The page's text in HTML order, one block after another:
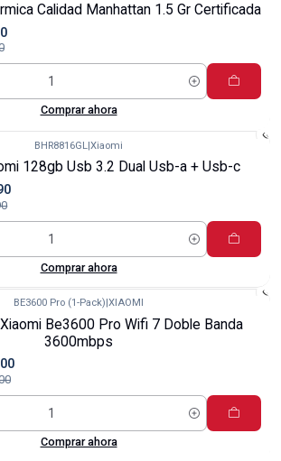
Calidad Manhattan 1.5 Gr Certificada
Comprar ahora
BHR8816GL|Xiaomi
128gb Usb 3.2 Dual Usb-a + Usb-c
Comprar ahora
BE3600 Pro (1-Pack) XIAOMI
Be3600 Pro Wifi 7 Doble Banda
3600mbps
Comprar ahora